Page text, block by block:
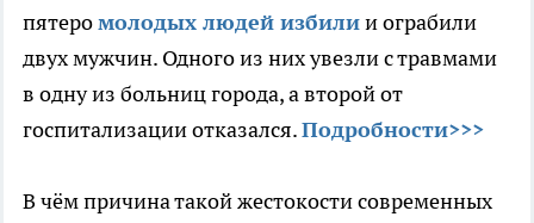
пятеромолодых людей избилии ограбили
двух мужчин. Одного из них увезли с травмами
в одну из больниц города, а второй от
госпитализации отказался.Подробности>>>
В чём причина такой жестокости современных